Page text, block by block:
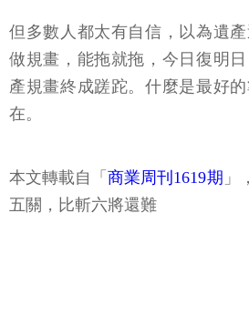
但多數人都太有自信，以為遺
做規畫，能拖就拖，今日復明
產規畫終成蹉跎。什麼是最好
在。
本文轉載自「商業周刊1619期 」
五關，比斬六將還難